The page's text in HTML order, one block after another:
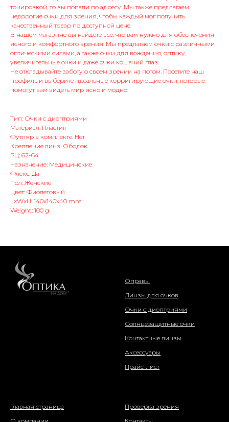
тонировкой, то вы попали по адресу. Мы также предлагаем
недорогие очки для зрения, чтобы каждый мог получить
качественный товар по доступной цене.
В нашем магазине вы найдете все, что вам нужно для обеспечения
ясного и комфортного зрения. Мы предлагаем очки с различными
оптическими силами, а также очки для вождения, оптику,
увеличительные очки и даже очки кошачий глаз.
Не откладывайте заботу о своем зрении на потом. Посетите наш
профиль и выберите идеальные корригирующие очки, которые
помогут вам видеть мир ясно и модно.
Тип: Очки с диоптриями
Материал: Пластик
Футляр в комплекте: Нет
Крепление линз: Ободок
РЦ: 62-64
Назначение: Медицинские
Флекс: Да
Пол: Женские
Цвет: Фиолетовый
LxWxH: 140x140x40 mm
Weight: 100 g
Оправы
Линзы для очков
Очки с диоптриями
Солнцезащитные очки
Контактные линзы
Аксессуары
Прайс-лист
Главная страница
Проверка зрения